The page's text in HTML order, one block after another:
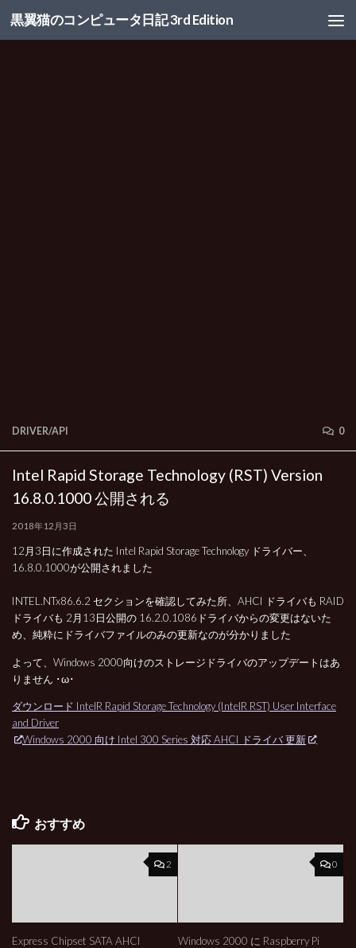
コンテンツへスキップ
黒翼猫のコンピュータ日記 3rd Edition
DRIVER/API 0
Intel Rapid Storage Technology (RST) Version
16.8.0.1000 公開される
2018年12月3日
12月3日に作成された Intel Rapid Storage Technology ドライバー、
16.8.0.1000が公開されました
INTEL.NTx86.6.2 セクションを確認してみた所、AHCI ドライバも RAID
ドライバも 2月13日公開の 16.2.0.1086ドライバからの変更はないた
め、純粋にドライバファイルのみの更新なのが分かりました
よって、Windows 2000向けのストレージドライバのアップデートはあ
りません ･ω･
ダウンロード IntelR Rapid Storage Technology (IntelR RST) User Interface
and Driver
Windows 2000 向け Intel 300 Series 対応 AHCI ドライバ 更新
おすすめ
2
Express Chipset SATA AHCI
0
Windows 2000 に Raspberry Pi